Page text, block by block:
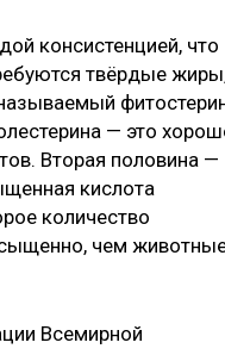
консистенцией, что
твёрдые
— это
Вторая половина —
кислота
количество
чем
Всемирной